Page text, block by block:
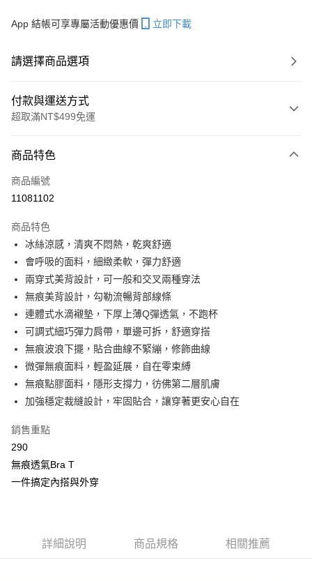
App 結帳可享專屬活動優惠價 立即下載
請選擇商品選項
付款與運送方式
超取滿NT$499免運
信用卡一次付款
超商取貨付款
Apple Pay
街口支付
悠遊付
全盈+PAY
大哥付你分期
相關說明
【大哥付你分期使用說明】
1.本服務由台灣大哥大提供，台灣大哥大用戶可立即使用無須另外申請。
2.付款方式選擇「大哥付你分期」，訂單成立後會自動跳轉到大哥付的交易
成交易。
4.訂單成立30分鐘內，如未前往確認交易或遇審核未通過，訂單將自動取
消。如遇「轉專審核」未通過狀況，表示未達大哥付你分期系統評分，恕無
法說明評估內容。
【繳款方式說明】
帳／街口支付／iPASS MONEY」等通路繳費。
AFTEE先享後付
相關說明
AFTEE先享後付是「在收到商品之後才付款」的支付方式。 讓您購物簡單
便利好安心！
１．簡單：不需註冊會員、不需綁卡、不需儲值。
２．便利：只要手機號碼，簡訊認證，即可結帳。
３．安心：先確認商品／服務後，再付款。
２．訂單成立數日內，您將收到繳費通知簡訊。
Hami Point
相關說明
「Hami Point」為中華電信所提供之點數服務，可於會員專區綁定中華電信
會員帳號後，即可在購物車使用 Hami Point 折抵消費金額 (1點等於1元)。
商品特色
商品編號
11081102
商品特色
冰絲涼感，清爽不悶熱，乾爽舒適
會呼吸的面料，細緻柔軟，彈力舒適
兩穿式美背設計，可一般和交叉兩種穿法
無痕美背設計，勾勒流暢背部線條
連體式水滴襯墊，下厚上薄Q彈透氣，不跑杯
可調式細巧彈力肩帶，單邊可拆，舒適穿搭
無痕波浪下擺，貼合曲線不緊繃，修飾曲線
微彈無痕面料，輕盈延展，自在零束縛
無痕點膠面料，隱形支撐力，彷佛第二層肌膚
加強穩定裁縫設計，牢固貼合，讓穿著更安心自在
銷售重點
290
無痕透氣Bra T
一件搞定內搭與外穿
詳細說明 商品規格 相關推薦